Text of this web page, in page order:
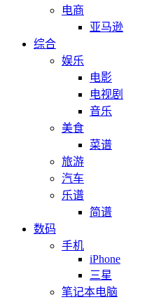
电商
亚马逊
综合
娱乐
电影
电视剧
音乐
美食
菜谱
旅游
汽车
乐谱
简谱
数码
手机
iPhone
三星
笔记本电脑